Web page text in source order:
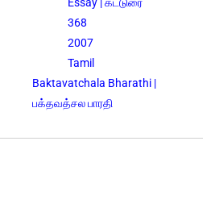
368
2007
Tamil
Baktavatchala Bharathi |
பக்தவத்சல பாரதி